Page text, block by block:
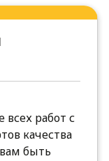
работ с
качества
быть